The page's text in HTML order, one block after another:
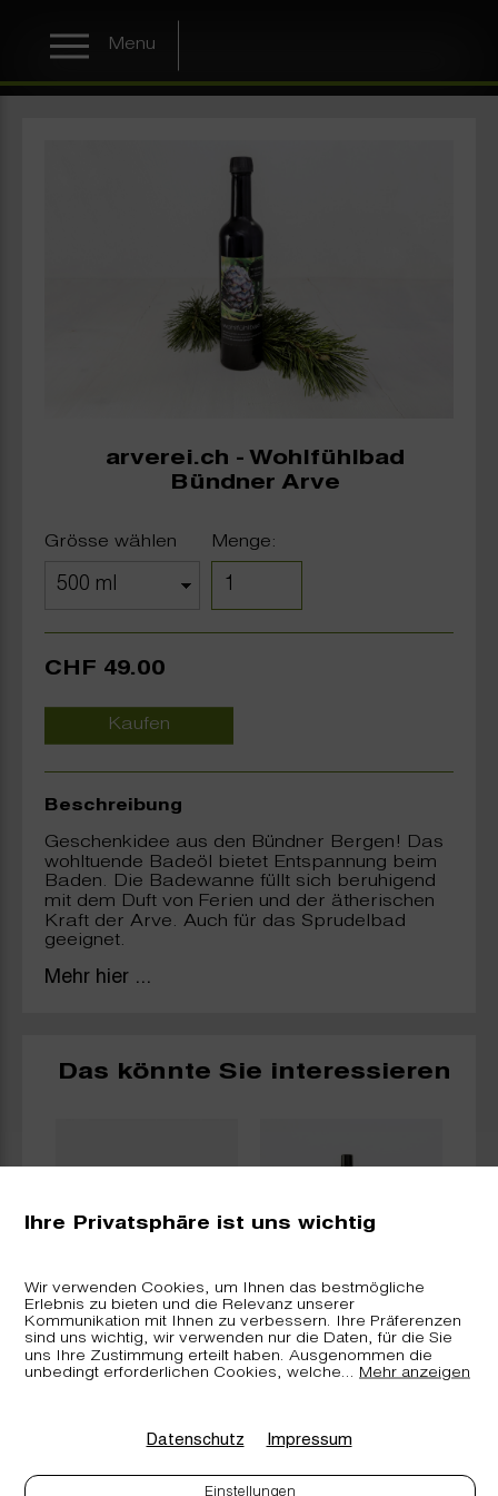
Menu
arverei.ch - Wohlfühlbad
Bündner Arve
Grösse wählen Menge:
CHF 49.00
Kaufen
Beschreibung
Geschenkidee aus den Bündner Bergen! Das
wohltuende Badeöl bietet Entspannung beim
Baden. Die Badewanne füllt sich beruhigend
mit dem Duft von Ferien und der ätherischen
Kraft der Arve. Auch für das Sprudelbad
geeignet.
Mehr hier ...
Das könnte Sie interessieren
arverei.ch -
Murmeltierölsalbe
Bündner Arve
arverei.ch -
Raumduft Bündner
Arve
Ihre Privatsphäre ist uns wichtig
Wir verwenden Cookies, um Ihnen das bestmögliche
Erlebnis zu bieten und die Relevanz unserer
Kommunikation mit Ihnen zu verbessern. Ihre Präferenzen
sind uns wichtig, wir verwenden nur die Daten, für die Sie
uns Ihre Zustimmung erteilt haben. Ausgenommen die
unbedingt erforderlichen Cookies, welche... Mehr anzeigen
Datenschutz Impressum